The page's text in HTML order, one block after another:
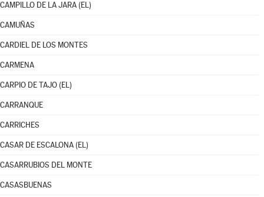
CAMPILLO DE LA JARA (EL)
CAMUÑAS
CARDIEL DE LOS MONTES
CARMENA
CARPIO DE TAJO (EL)
CARRANQUE
CARRICHES
CASAR DE ESCALONA (EL)
CASARRUBIOS DEL MONTE
CASASBUENAS